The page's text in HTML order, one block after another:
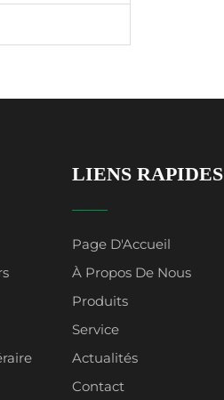
LIENS RAPIDES
Page D'Accueil
À Propos De Nous
Produits
Service
Actualités
Contact